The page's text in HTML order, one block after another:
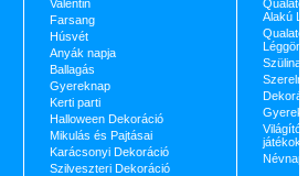
Valentin
Farsang
Húsvét
Anyák napja
Ballagás
Gyereknap
Kerti parti
Halloween Dekoráció
Mikulás és Pajtásai
Karácsonyi Dekoráció
Szilveszteri Dekoráció
Alakú
Világító
játékok
Névnap